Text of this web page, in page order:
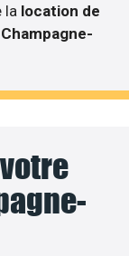
la location de